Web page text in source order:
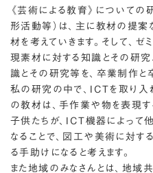
《芸術による教育》についての
形活動等）は、主に教材の提
材を考えていきます。そして、
現素材に対する知識とその研
識とその研究等を、卒業制作と
私の研究の中で、ICTを取り入
の教材は、手作業や物を表現
子供たちが、ICT機器によって
なることで、図工や美術に対す
る手助けになると考えます。
また地域のみなさんとは、地域